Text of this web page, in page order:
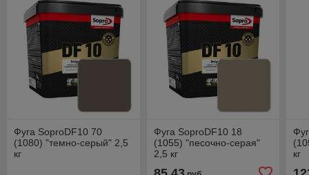
Фуга SoproDF10 70
(1080) "темно-серый" 2,5
кг
Фуга SoproDF10 18
(1055) "песочно-серая"
2,5 кг
кг